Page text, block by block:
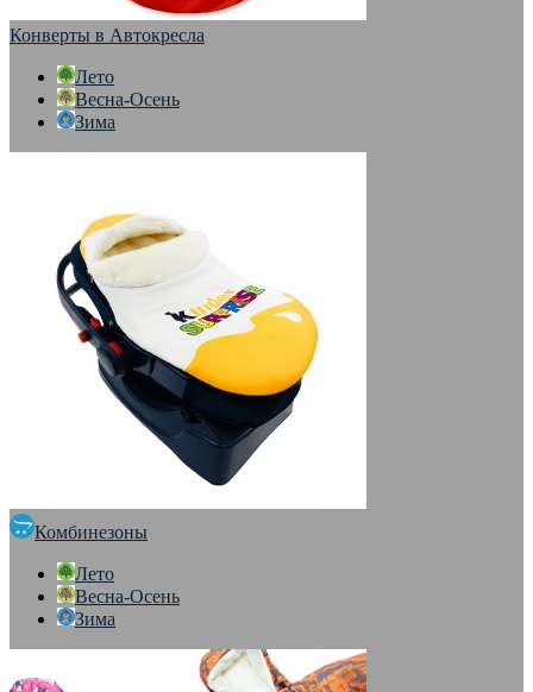
Конверты в Автокресла
Лето
Весна-Осень
Зима
Комбинезоны
Лето
Весна-Осень
Зима